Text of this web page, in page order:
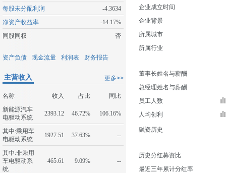
每股未分配利润
-4.3634
净资产收益率
-14.17%
同股同权
否
资产负债 现金流量 利润表 财务报告
更多>>
主营收入
名称 收入 占比
同比
新能源汽车
电驱动系统
2393.12 46.72% 106.16%
其中:乘用车
电驱动系统
1927.51 37.63% --
其中:非乘用
车电驱动系
统
465.61 9.09% --
企业成立时间
企业背景
所属城市
所属行业
董事长姓名与薪酬
总经理姓名与薪酬
员工人数
人均创利
融资历史
历史分红募资比
最近三年累计分红率